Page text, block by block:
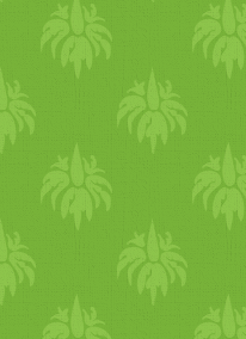
vermicelli
bazsalikom
friss en
teáskanál